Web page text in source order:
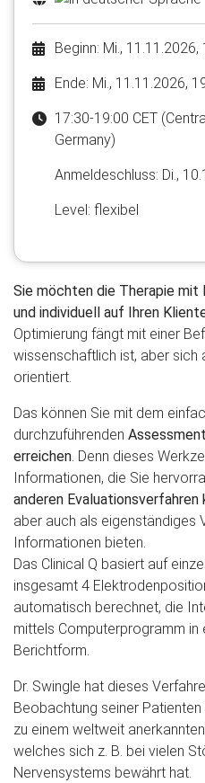
Beginn: Mi., 11.11.2026,
Ende: Mi., 11.11.2026,
17:30-19:00 CET
Germany)
Anmelde​schluss: Di.,
Level: flexibel
Sie möchten die Therapie
und individuell auf Ihren
Optimierung fängt mit einer
wissenschaftlich ist, aber sich
orientiert.
Das können Sie mit dem
durchzuführenden
erreichen. Denn dieses
Informationen, die Sie
anderen Evaluationsverfahren
aber auch als eigenständiges
Informationen bieten.
Das Clinical Q basiert auf
insgesamt 4
automatisch berechnet, die
mittels Computerprogramm in
Berichtform.
Dr. Swingle hat dieses
Beobachtung seiner Patienten
zu einem weltweit
welches sich z. B. bei vielen
Nervensystems bewährt hat.